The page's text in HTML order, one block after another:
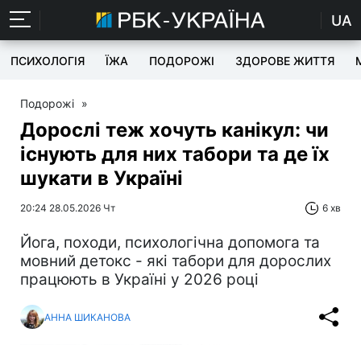
UA
ПСИХОЛОГІЯ ЇЖА ПОДОРОЖІ ЗДОРОВЕ ЖИТТЯ
Подорожі »
Дорослі теж хочуть канікул: чи
існують для них табори та де їх
шукати в Україні
20:24 28.05.2026 Чт 6 хв
Йога, походи, психологічна допомога та
мовний детокс - які табори для дорослих
працюють в Україні у 2026 році
АННА ШИКАНОВА